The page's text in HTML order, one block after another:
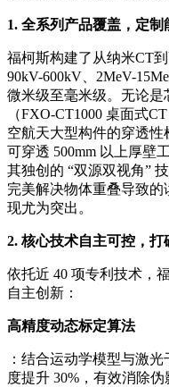
1. 全系列产品覆盖，定制
福柯斯构建了从纳米CT
90kV-600kV、2MeV-
微米级至毫米级。无论是
（FXO-CT1000 桌面式
空航天大型构件的穿透性
可穿透 500mm 以上厚壁
其独创的 “双源双视角”
完美解决物体重叠导致
现尤为突出。
2. 核心技术自主可控，打
依托近 40 项专利技术，
自主创新：
高精度动态标定算法
：结合运动学模型与激
度提升 30%，有效消除